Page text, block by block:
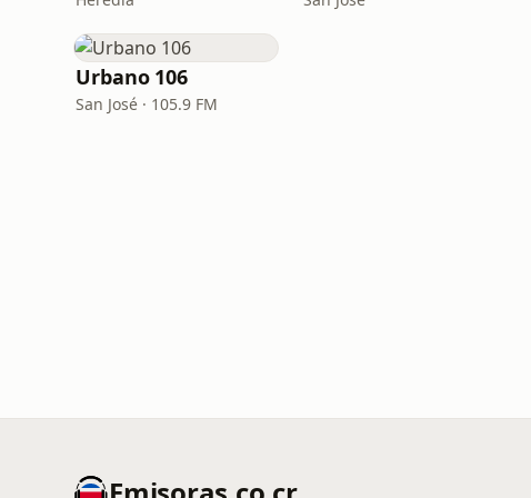
Urbano 106
San José · 105.9 FM